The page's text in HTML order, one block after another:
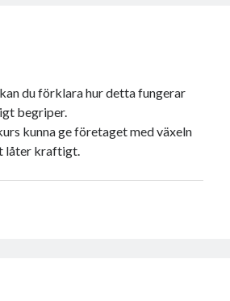
du förklara hur detta fungerar
begriper.
kunna ge företaget med växeln
låter kraftigt.